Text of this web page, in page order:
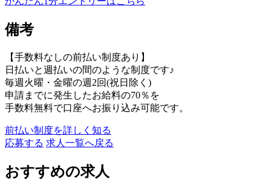
備考
【手数料なしの前払い制度あり】
日払いと週払いの間のような制度です♪
毎週火曜・金曜の週2回(祝日除く)
申請までに発生したお給料の70％を
手数料無料で口座へお振り込み可能です。
前払い制度を詳しく知る
応募する 求人一覧へ戻る
おすすめの求人